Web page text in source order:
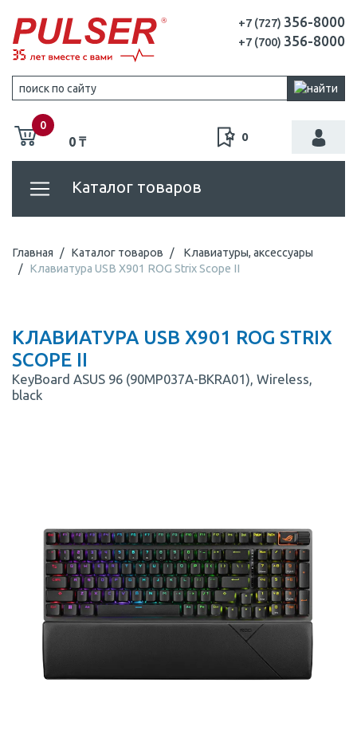
+7 (727) 356-8000
+7 (700) 356-8000
0
0 ₸ 0
Каталог товаров
Главная Каталог товаров
Клавиатуры, аксессуары
Клавиатура USB X901 ROG Strix Scope II
КЛАВИАТУРА USB X901 ROG STRIX
SCOPE II
KeyBoard ASUS 96 (90MP037A-BKRA01), Wireless,
black